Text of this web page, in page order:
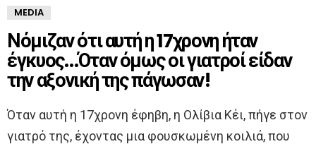
MEDIA
Νόμιζαν ότι αυτή η 17χρονη ήταν
έγκυος…Όταν όμως οι γιατροί είδαν
την αξονική της πάγωσαν!
Όταν αυτή η 17χρονη έφηβη, η Ολίβια Κέι, πήγε στον
γιατρό της, έχοντας μια φουσκωμένη κοιλιά, που